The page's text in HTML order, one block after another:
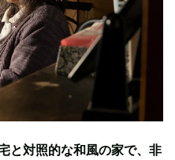
と対照的な和風の家で、非